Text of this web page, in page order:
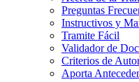
Preguntas
Instructivos y
Tramite Fácil
Validador de
Criterios de
Aporta